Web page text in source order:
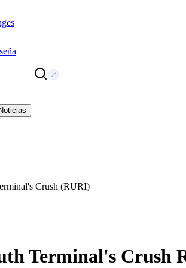
Noticias
Crush (RURI)
Terminal's Crush